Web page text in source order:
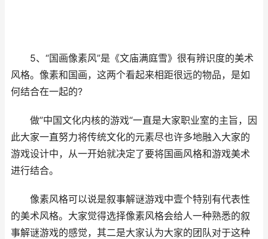
5、“国画像素风”是《文庙满庭雪》很有辨识度的美术
风格。像素和国画，这两个看起来相距很远的物品，是如
何结合在一起的?
做”中国文化内核的游戏“一直是大家职业室的主旨，因
此大家一直努力将传统文化的元素尽也许多地融入大家的
游戏设计中，从一开始就决定了要将国画风格和游戏美术
进行结合。
像素风格可以说是叙事解谜游戏中壹个特别有代表性
的美术风格。大家觉得选择像素风格会给人一种熟悉的叙
事解谜游戏的感觉，其二是大家认为大家的团队对于这种